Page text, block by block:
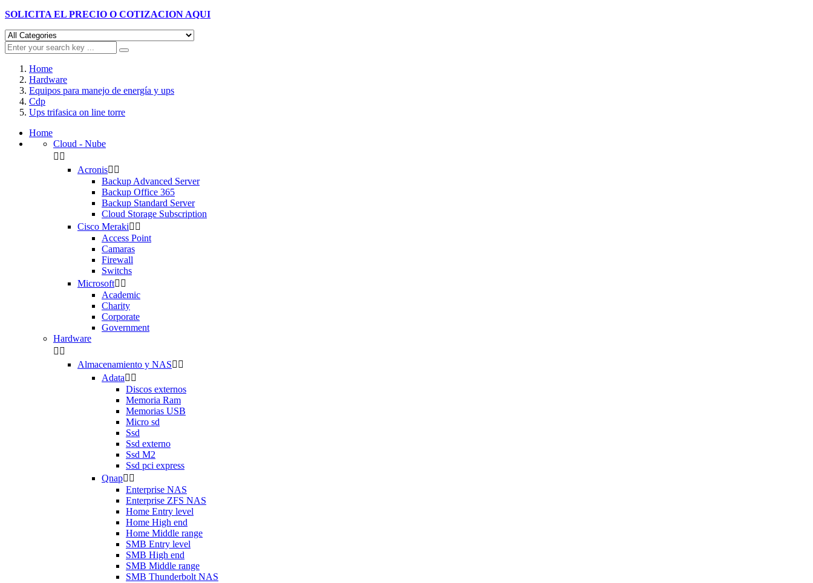
SOLICITA EL PRECIO O COTIZACION AQUI
Home
Hardware
Equipos para manejo de energía y ups
Cdp
Ups trifasica on line torre
Home
Cloud - Nube
 
Acronis 
Backup Advanced Server
Backup Office 365
Backup Standard Server
Cloud Storage Subscription
Cisco Meraki 
Access Point
Camaras
Firewall
Switchs
Microsoft 
Academic
Charity
Corporate
Government
Hardware
 
Almacenamiento y NAS 
Adata 
Discos externos
Memoria Ram
Memorias USB
Micro sd
Ssd
Ssd externo
Ssd M2
Ssd pci express
Qnap 
Enterprise NAS
Enterprise ZFS NAS
Home Entry level
Home High end
Home Middle range
SMB Entry level
SMB High end
SMB Middle range
SMB Thunderbolt NAS